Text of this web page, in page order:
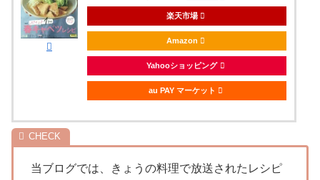
楽天市場
Amazon
Yahooショッピング
au PAY マーケット
当ブログでは、きょうの料理で放送されたレシピ